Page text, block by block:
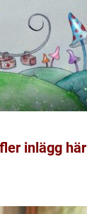
inlägg här